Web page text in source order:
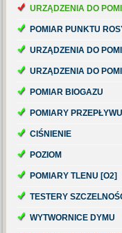
URZĄDZENIA DO
POMIAR PUNKTU
URZĄDZENIA DO
URZĄDZENIA DO
POMIAR BIOGAZU
POMIARY
CIŚNIENIE
POZIOM
POMIARY TLENU [O2]
TESTERY
WYTWORNICE DYMU